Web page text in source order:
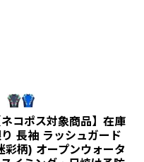
ネコポス対象商品】在庫
り 長袖 ラッシュガード
彩柄) オープンウォータ